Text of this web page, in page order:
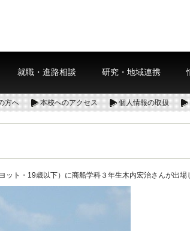
就職・進路相談 研究・地域連携
方へ 本校へのアクセス 個人情報の取扱
ット・19歳以下）に商船学科３年生木内宏治さんが出